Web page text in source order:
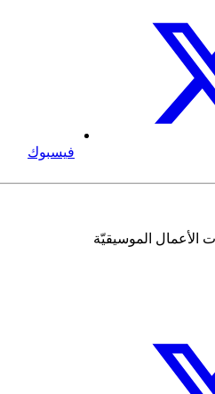
فيسبوك
الأعمال الموسيقيّة